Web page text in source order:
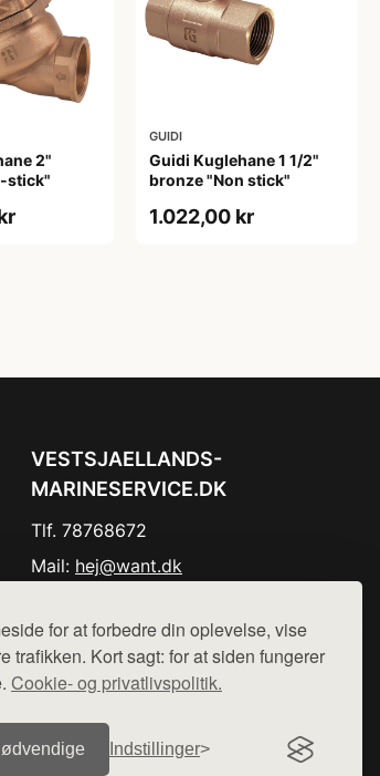
for at forbedre din oplevelse, vise
trafikken. Kort sagt: for at siden fungerer
Cookie- og privatlivspolitik.
Indstillinger
2"
stick"
GUIDI
Guidi Kuglehane 1 1/2"
bronze "Non stick"
1.022,00 kr
VESTSJAELLANDS-
MARINESERVICE.DK
Tlf. 78768672
Mail: hej@want.dk
fra denne side - vi henviser til de shops,